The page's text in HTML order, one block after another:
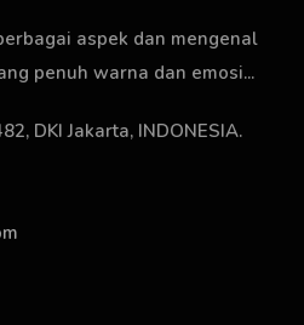
aspek dan mengenal
penuh warna dan emosi...
DKI Jakarta, INDONESIA.